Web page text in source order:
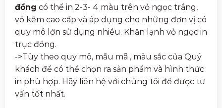
đồng có thể in 2-3- 4 màu trên vỏ ngọc trắng,
vỏ kẽm cao cấp và áp dụng cho những đơn vị có
quy mô lớn sử dụng nhiều. Khăn lạnh vỏ ngọc in
trục đồng.
->Tùy theo quy mô, mẫu mã , màu sắc của Quý
khách để có thể chọn ra sản phẩm và hình thức
in phù hợp. Hãy liên hệ với chúng tôi để được tư
vấn tốt nhất.